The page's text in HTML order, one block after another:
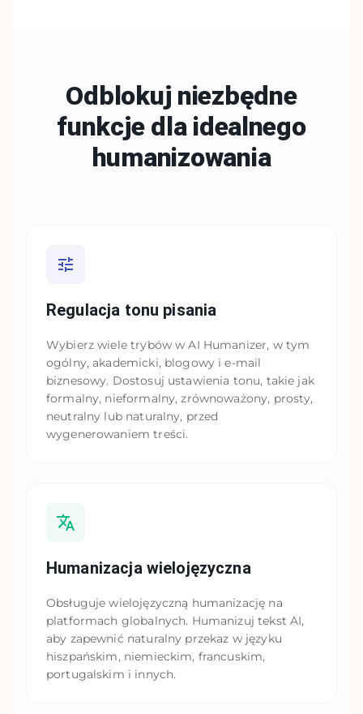
Odblokuj niezbędne
funkcje dla idealnego
humanizowania
Regulacja tonu pisania
Wybierz wiele trybów w AI Humanizer, w tym
ogólny, akademicki, blogowy i e-mail
biznesowy. Dostosuj ustawienia tonu, takie jak
formalny, nieformalny, zrównoważony, prosty,
neutralny lub naturalny, przed
wygenerowaniem treści.
Humanizacja wielojęzyczna
Obsługuje wielojęzyczną humanizację na
platformach globalnych. Humanizuj tekst AI,
aby zapewnić naturalny przekaz w języku
hiszpańskim, niemieckim, francuskim,
portugalskim i innych.